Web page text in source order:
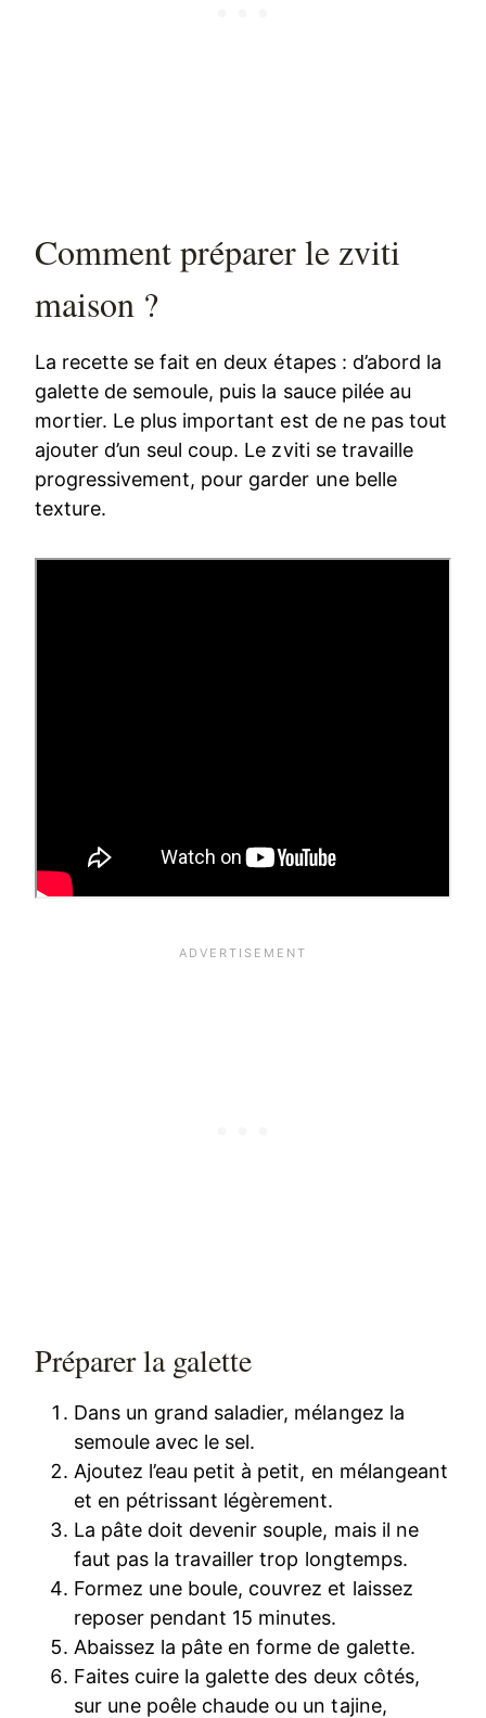
Comment préparer le zviti
maison ?
La recette se fait en deux étapes : d’abord la
galette de semoule, puis la sauce pilée au
mortier. Le plus important est de ne pas tout
ajouter d’un seul coup. Le zviti se travaille
progressivement, pour garder une belle
texture.
Préparer la galette
Dans un grand saladier, mélangez la
semoule avec le sel.
Ajoutez l’eau petit à petit, en mélangeant
et en pétrissant légèrement.
La pâte doit devenir souple, mais il ne
faut pas la travailler trop longtemps.
Formez une boule, couvrez et laissez
reposer pendant 15 minutes.
Abaissez la pâte en forme de galette.
Faites cuire la galette des deux côtés,
sur une poêle chaude ou un tajine,